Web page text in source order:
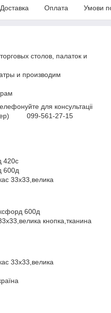
Доставка Оплата Умови
столов, палаток и
и производим
для консультаціі
099-561-27-15
420с
600д
33х33,велика
600д
кнопка,тканина
33х33,велика